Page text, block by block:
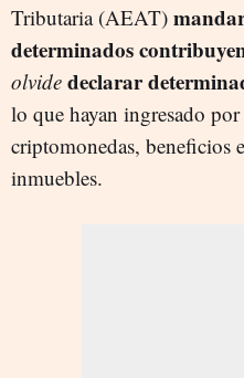
Tributaria (AEAT)
determinados
olvide declarar
lo que hayan ingresado por
criptomonedas, beneficios
inmuebles.